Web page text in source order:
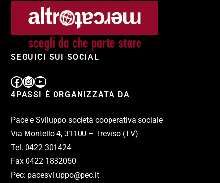
SEGUICI SUI SOCIAL
4PASSI È ORGANIZZATA DA
Pace e Sviluppo società cooperativa sociale
Via Montello 4, 31100 – Treviso (TV)
Tel. 0422 301424
Fax 0422 1832050
Pec: pacesviluppo@pec.it